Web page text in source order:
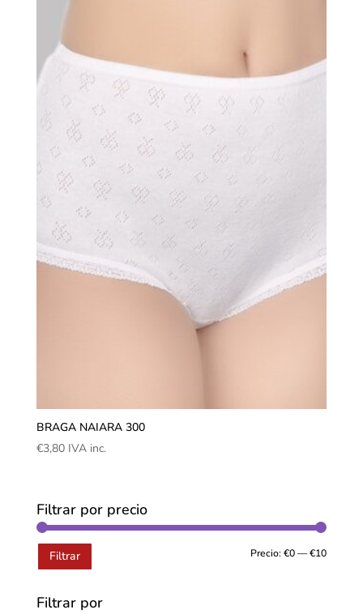
BRAGA NAIARA 300
€3,80 IVA inc.
Filtrar por precio
Filtrar Precio:€0—€10
Filtrar por